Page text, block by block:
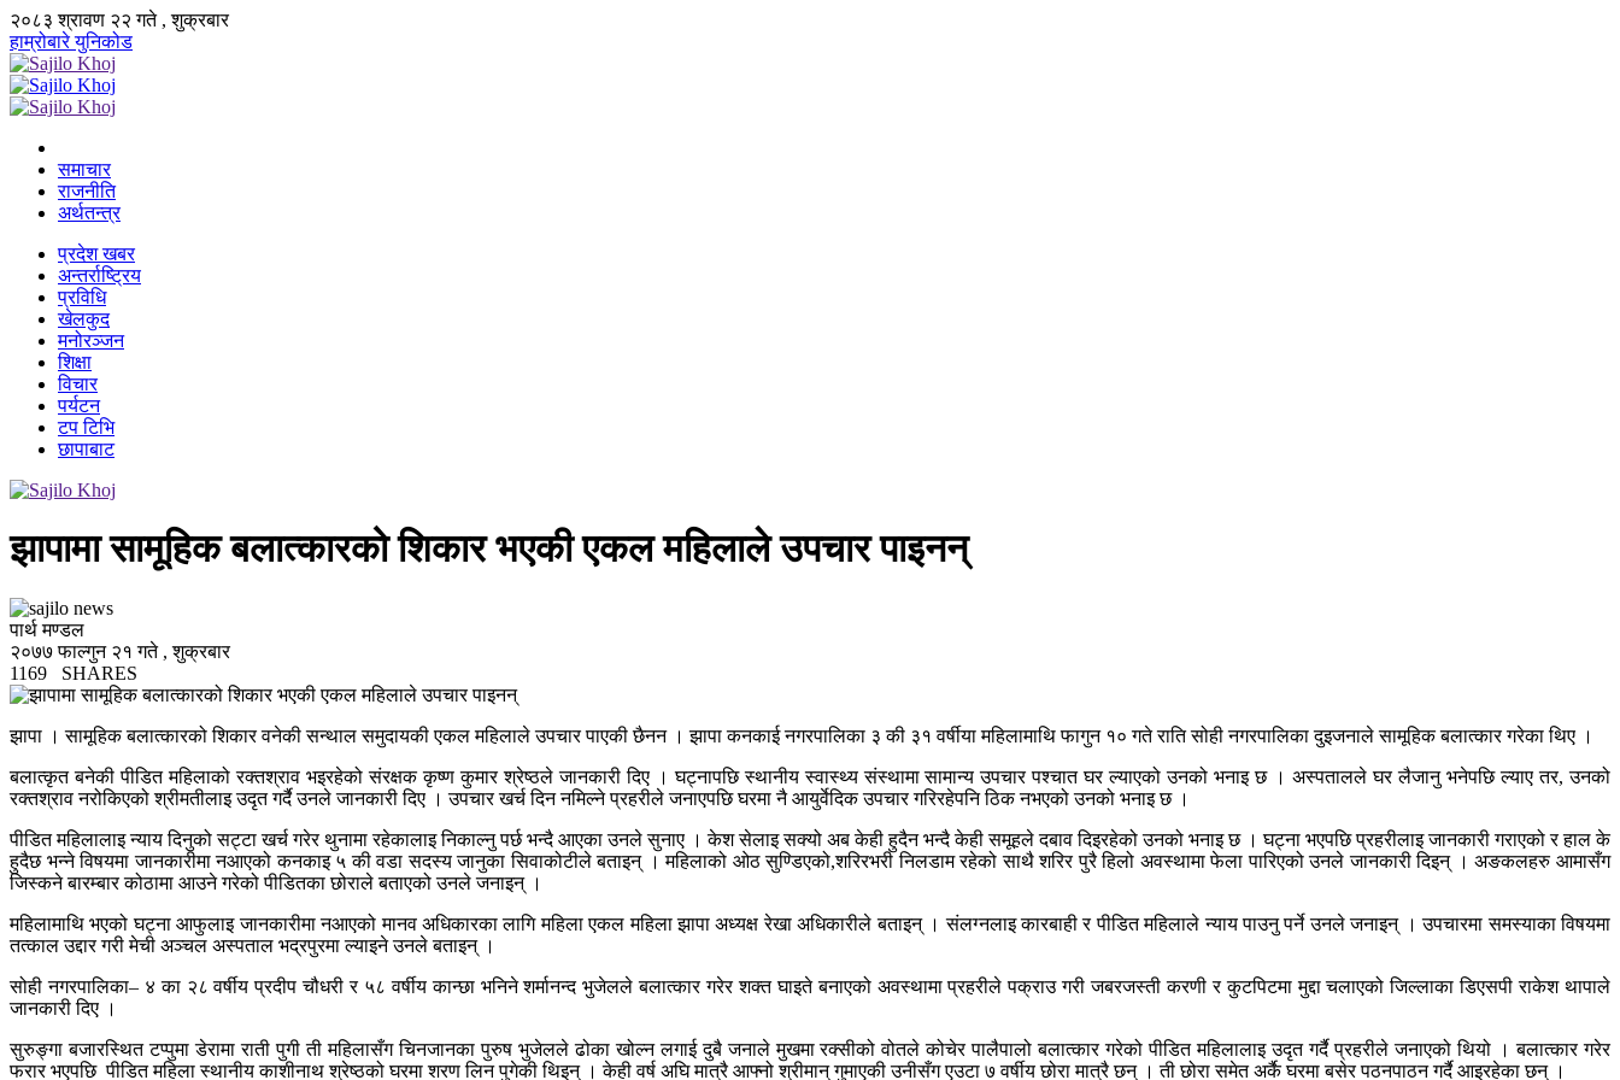
२०८३ श्रावण २२ गते , शुक्रबार
हाम्रोबारेयुनिकोड
समाचार
राजनीति
अर्थतन्त्र
प्रदेश खबर
अन्तर्राष्ट्रिय
प्रविधि
खेलकुद
मनोरञ्जन
शिक्षा
विचार
पर्यटन
टप टिभि
छापाबाट
झापामा सामूहिक बलात्कारको शिकार भएकी एकल महिलाले उपचार पाइनन्
पार्थ मण्डल
२०७७ फाल्गुन २१ गते , शुक्रबार
1169
SHARES
झापा । सामूहिक बलात्कारको शिकार वनेकी सन्थाल समुदायकी एकल महिलाले उपचार पाएकी छैनन । झापा कनकाई नगरपालिका ३ की ३१ वर्षीया महिलामाथि फागुन १० गते राति सोही नगरपालिका दुइजनाले सामूहिक बलात्कार गरेका थिए ।
बलात्कृत बनेकी पीडित महिलाको रक्तश्राव भइरहेको संरक्षक कृष्ण कुमार श्रेष्ठले जानकारी दिए । घट्नापछि स्थानीय स्वास्थ्य संस्थामा सामान्य उपचार पश्चात घर ल्याएको उनको भनाइ छ । अस्पतालले घर लैजानु भनेपछि ल्याए तर, उनको
रक्तश्राव नरोकिएको श्रीमतीलाइ उदृत गर्दै उनले जानकारी दिए । उपचार खर्च दिन नमिल्ने प्रहरीले जनाएपछि घरमा नै आयुर्वेदिक उपचार गरिरहेपनि ठिक नभएको उनको भनाइ छ ।
पीडित महिलालाइ न्याय दिनुको सट्टा खर्च गरेर थुनामा रहेकालाइ निकाल्नु पर्छ भन्दै आएका उनले सुनाए । केश सेलाइ सक्यो अब केही हुदैन भन्दै केही समूहले दबाव दिइरहेको उनको भनाइ छ । घट्ना भएपछि प्रहरीलाइ जानकारी गराएको र हाल के
हुदैछ भन्ने विषयमा जानकारीमा नआएको कनकाइ ५ की वडा सदस्य जानुका सिवाकोटीले बताइन् । महिलाको ओठ सुण्डिएको,शरिरभरी निलडाम रहेको साथै शरिर पुरै हिलो अवस्थामा फेला पारिएको उनले जानकारी दिइन् । अङकलहरु आमासँग
जिस्कने बारम्बार कोठामा आउने गरेको पीडितका छोराले बताएको उनले जनाइन् ।
महिलामाथि भएको घट्ना आफुलाइ जानकारीमा नआएको मानव अधिकारका लागि महिला एकल महिला झापा अध्यक्ष रेखा अधिकारीले बताइन् । संलग्नलाइ कारबाही र पीडित महिलाले न्याय पाउनु पर्ने उनले जनाइन् । उपचारमा समस्याका विषयमा
तत्काल उद्दार गरी मेची अञ्चल अस्पताल भद्रपुरमा ल्याइने उनले बताइन् ।
सोही नगरपालिका– ४ का २८ वर्षीय प्रदीप चौधरी र ५८ वर्षीय कान्छा भनिने शर्मानन्द भुजेलले बलात्कार गरेर शक्त घाइते बनाएको अवस्थामा प्रहरीले पक्राउ गरी जबरजस्ती करणी र कुटपिटमा मुद्दा चलाएको जिल्लाका डिएसपी राकेश थापाले
जानकारी दिए ।
सुरुङ्गा बजारस्थित टप्पुमा डेरामा राती पुगी ती महिलासँग चिनजानका पुरुष भुजेलले ढोका खोल्न लगाई दुबै जनाले मुखमा रक्सीको वोतले कोचेर पालैपालो बलात्कार गरेको पीडित महिलालाइ उदृत गर्दै प्रहरीले जनाएको थियो । बलात्कार गरेर
फरार भएपछि पीडित महिला स्थानीय काशीनाथ श्रेष्ठको घरमा शरण लिन पुगेकी थिइन् । केही वर्ष अघि मात्रै आफ्नो श्रीमान् गुमाएकी उनीसँग एउटा ७ वर्षीय छोरा मात्रै छन् । ती छोरा समेत अर्कै घरमा बसेर पठनपाठन गर्दै आइरहेका छन् ।